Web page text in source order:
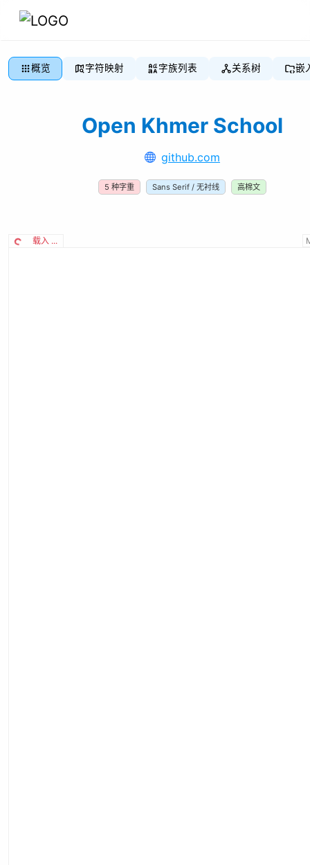
概览 字符映射 字族列表 关系树 嵌
Open Khmer School
github.com
5 种字重 Sans Serif / 无衬线 高棉文
载入 ...